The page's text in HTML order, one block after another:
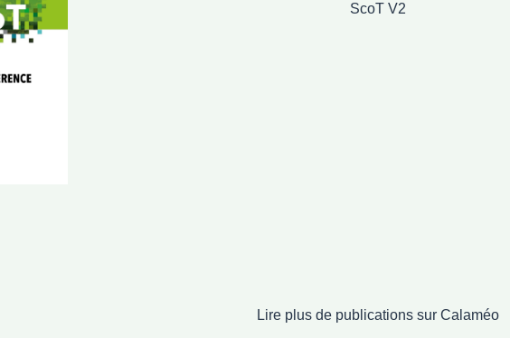
ScoT V2
Lire plus de publications sur Calaméo